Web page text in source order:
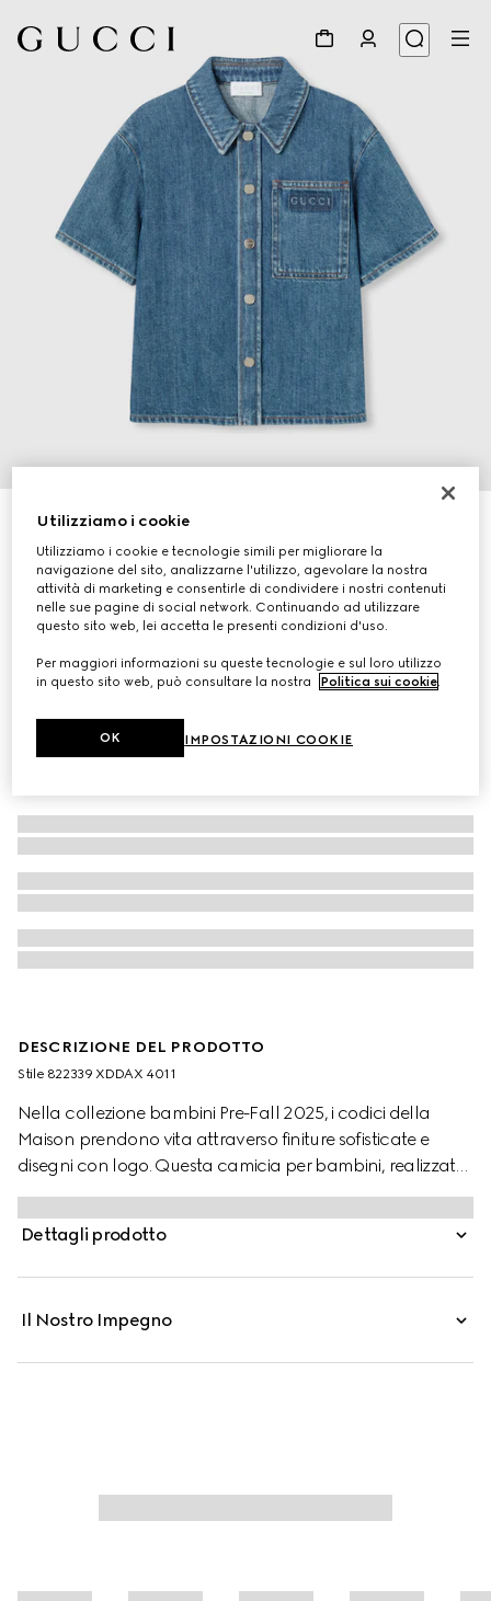
Camicia bambino in denim laserato
€ 490
DESCRIZIONE DEL PRODOTTO
Stile ‎822339 XDDAX 4011
Nella collezione bambini Pre-Fall 2025, i codici della
Maison prendono vita attraverso finiture sofisticate e
disegni con logo. Questa camicia per bambini, realizzata
in denim délavé, è caratterizzata da un logo Gucci
laserato.
Dettagli prodotto
Il Nostro Impegno
Utilizziamo i cookie
Utilizziamo i cookie e tecnologie simili per migliorare la
navigazione del sito, analizzarne l'utilizzo, agevolare la nostra
attività di marketing e consentirle di condividere i nostri contenuti
nelle sue pagine di social network. Continuando ad utilizzare
questo sito web, lei accetta le presenti condizioni d'uso.
Per maggiori informazioni su queste tecnologie e sul loro utilizzo
in questo sito web, può consultare la nostra
Politica sui cookie.
IMPOSTAZIONI COOKIE
OK